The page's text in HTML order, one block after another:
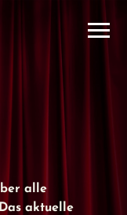
alle
aktuelle